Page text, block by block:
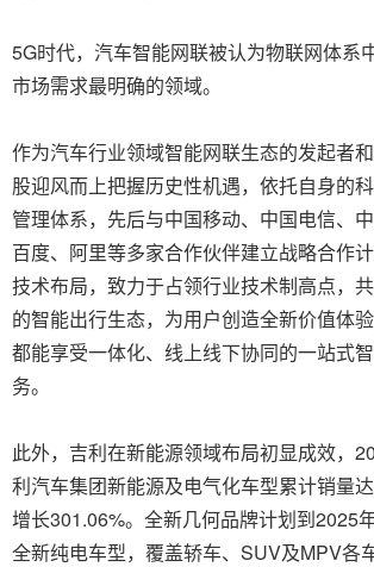
5G时代，汽车智能网联被认为物联网体系
市场需求最明确的领域。
作为汽车行业领域智能网联生态的发起者
股迎风而上把握历史性机遇，依托自身的
管理体系，先后与中国移动、中国电信、中
百度、阿里等多家合作伙伴建立战略合作
技术布局，致力于占领行业技术制高点，
的智能出行生态，为用户创造全新价值体
都能享受一体化、线上线下协同的一站式
务。
此外，吉利在新能源领域布局初显成效，
利汽车集团新能源及电气化车型累计销量
增长301.06%。全新几何品牌计划到2025
全新纯电车型，覆盖轿车、SUV及MPV各